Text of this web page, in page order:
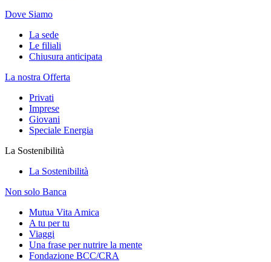
Dove Siamo
La sede
Le filiali
Chiusura anticipata
La nostra Offerta
Privati
Imprese
Giovani
Speciale Energia
La Sostenibilità
La Sostenibilità
Non solo Banca
Mutua Vita Amica
A tu per tu
Viaggi
Una frase per nutrire la mente
Fondazione BCC/CRA